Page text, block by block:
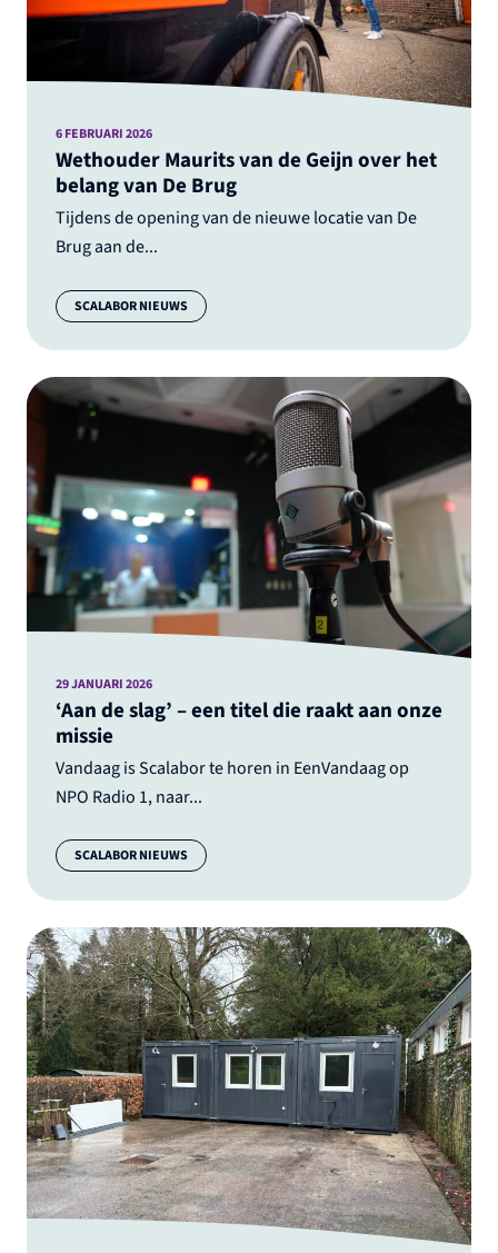
Wethouder Maurits van de Geijn over het
belang van De Brug
Tijdens de opening van de nieuwe locatie van De
Brug aan de...
6 FEBRUARI 2026
Categorie:
SCALABOR NIEUWS
‘Aan de slag’ – een titel die raakt aan onze
missie
Vandaag is Scalabor te horen in EenVandaag op
NPO Radio 1, naar...
29 JANUARI 2026
Categorie:
SCALABOR NIEUWS